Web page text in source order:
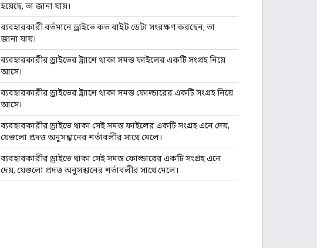
হয়েছে, তা জানা যায়।
ব্যবহারকারী বর্তমানে ড্রাইভে কত বাইট ডেটা সংরক্ষণ করছেন, তা
জানা যায়।
ব্যবহারকারীর ড্রাইভের ট্র্যাশে থাকা সমস্ত ফাইলের একটি সংগ্রহ নিয়ে
আসে।
ব্যবহারকারীর ড্রাইভের ট্র্যাশে থাকা সমস্ত ফোল্ডারের একটি সংগ্রহ নিয়ে
আসে।
ব্যবহারকারীর ড্রাইভে থাকা সেই সমস্ত ফাইলের একটি সংগ্রহ এনে দেয়,
যেগুলো প্রদত্ত অনুসন্ধানের শর্তাবলীর সাথে মেলে।
ব্যবহারকারীর ড্রাইভে থাকা সেই সমস্ত ফোল্ডারের একটি সংগ্রহ এনে
দেয়, যেগুলো প্রদত্ত অনুসন্ধানের শর্তাবলীর সাথে মেলে।